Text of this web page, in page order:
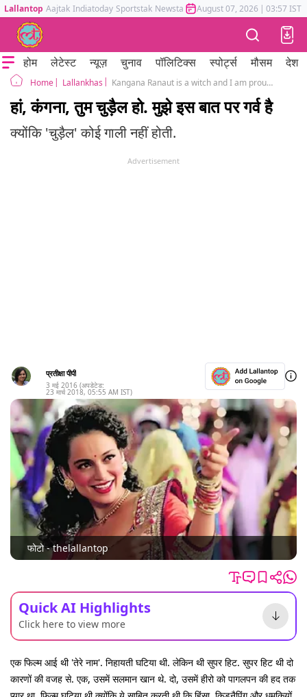
Lallantop Aajtak Indiatoday Sportstak Newstak Mumbai Tak Astrotak
August 07, 2026 | 03:57 IST
होम लेटेस्ट न्यूज़ चुनाव पॉलिटिक्स स्पोर्ट्स मौसम देश
Home Lallankhas Kangana Ranaut is a witch and I am proud of it
हां, कंगना, तुम चुड़ैल हो. मुझे इस बात पर गर्व है
क्योंकि 'चुड़ैल' कोई गाली नहीं होती.
Advertisement
प्रतीक्षा पीपी
3 मई 2016 (अपडेटेड:
23 मार्च 2018, 05:55 AM IST)
फोटो - thelallantop
Quick AI Highlights
Click here to view more
एक फिल्म आई थी 'तेरे नाम'. निहायती घटिया थी. लेकिन थी सुपर हिट. सुपर हिट थी दो
कारणों की वजह से. एक, उसमें सलमान खान थे. दो, उसमें हीरो को पागलपन की हद तक